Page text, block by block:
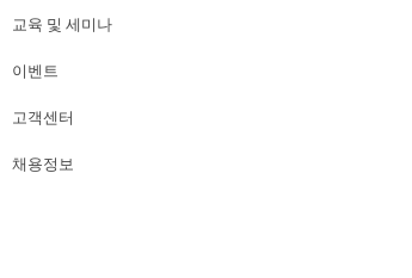
교육 및 세미나
이벤트
고객센터
채용정보